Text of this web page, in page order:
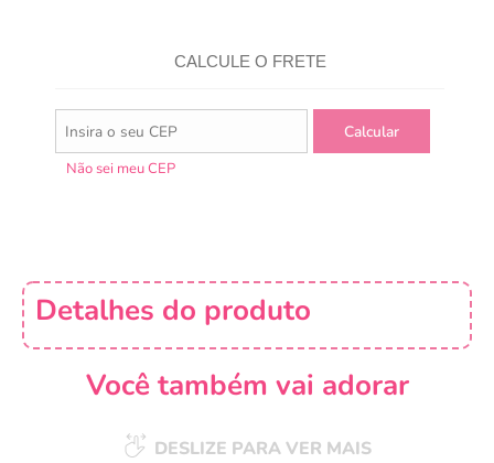
CALCULE O FRETE
Não sei meu CEP
Detalhes do produto
Você também vai adorar
DESLIZE PARA VER MAIS